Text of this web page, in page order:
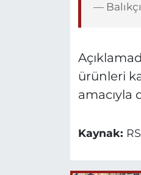
—
ürünleri
amacıyla
Kaynak: